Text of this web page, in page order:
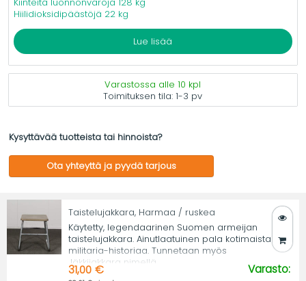
Hiilidioksidipäästöjä 22 kg
Lue lisää
Varastossa alle 10 kpl
Toimituksen tila:1-3 pv
Kysyttävää tuotteista tai hinnoista?
Ota yhteyttä ja pyydä tarjous
Taistelujakkara, Harmaa / ruskea
Käytetty, legendaarinen Suomen armeijan
taistelujakkara. Ainutlaatuinen pala kotimaista
militaria-historiaa. Tunnetaan myös
Jäkkijakkara nimellä.
31,00 € Varasto: